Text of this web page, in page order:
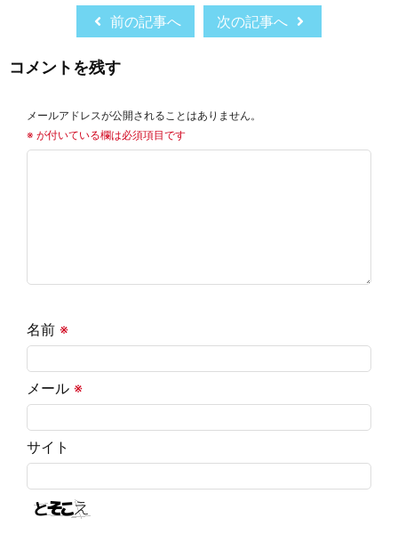
前の記事へ 次の記事へ
コメントを残す
メールアドレスが公開されることはありません。
※ が付いている欄は必須項目です
名前 ※
メール ※
サイト